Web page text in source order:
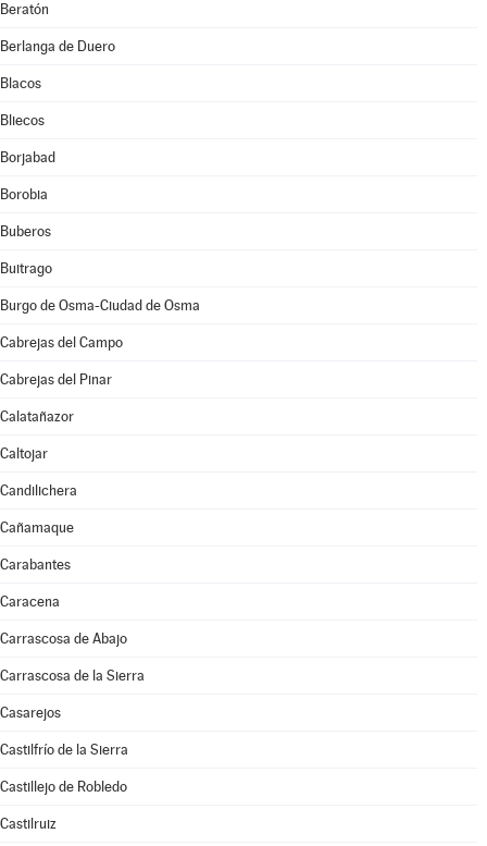
Beratón
Berlanga de Duero
Blacos
Bliecos
Borjabad
Borobia
Buberos
Buitrago
Burgo de Osma-Ciudad de Osma
Cabrejas del Campo
Cabrejas del Pinar
Calatañazor
Caltojar
Candilichera
Cañamaque
Carabantes
Caracena
Carrascosa de Abajo
Carrascosa de la Sierra
Casarejos
Castilfrío de la Sierra
Castillejo de Robledo
Castilruiz